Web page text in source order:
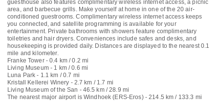
guesthouse also features complimentary wireless internet access, a picnic
area, and barbecue grills. Make yourself at home in one of the 20 air-
conditioned guestrooms. Complimentary wireless internet access keeps
you connected, and satellite programming is available for your
entertainment. Private bathrooms with showers feature complimentary
toiletries and hair dryers. Conveniences include safes and desks, and
housekeeping is provided daily. Distances are displayed to the nearest 0.1
mile and kilometer.
Franke Tower - 0.4 km / 0.2 mi
Living Museum - 1 km / 0.6 mi
Luna Park - 1.1 km / 0.7 mi
Kristall Kellerei Winery - 2.7 km / 1.7 mi
Living Museum of the San - 46.5 km / 28.9 mi
The nearest major airport is Windhoek (ERS-Eros) - 214.5 km / 133.3 mi